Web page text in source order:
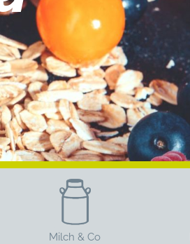
Milch & Co